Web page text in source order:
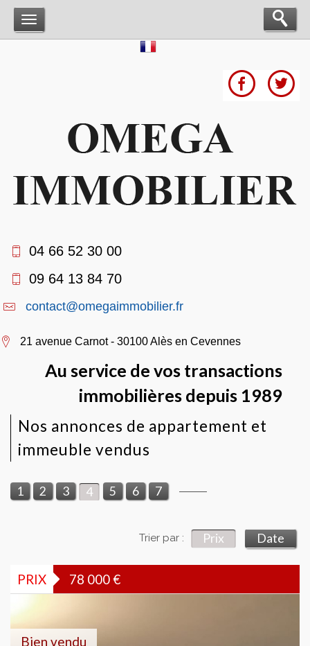
04 66 52 30 00
09 64 13 84 70
contact@omegaimmobilier.fr
21 avenue Carnot - 30100 Alès en Cevennes
Au service de vos transactions
immobilières depuis 1989
Nos annonces de appartement et
immeuble vendus
1 2 3 4 5 6 7
Trier par : Prix Date
PRIX 78 000€
Bien vendu